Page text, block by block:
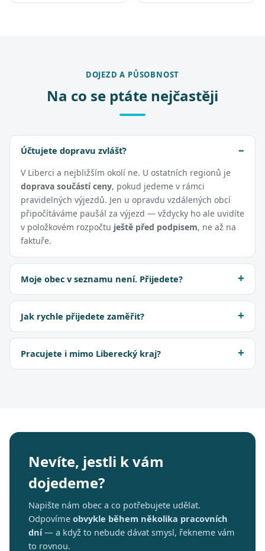
DOJEZD A PŮSOBNOST
Na co se ptáte nejčastěji
Účtujete dopravu zvlášť?
V Liberci a nejbližším okolí ne. U ostatních regionů je
doprava součástí ceny, pokud jedeme v rámci
pravidelných výjezdů. Jen u opravdu vzdálených obcí
připočítáváme paušál za výjezd — vždycky ho ale uvidíte
v položkovém rozpočtu ještě před podpisem, ne až na
faktuře.
Moje obec v seznamu není. Přijedete?
Jak rychle přijedete zaměřit?
Pracujete i mimo Liberecký kraj?
Nevíte, jestli k vám
dojedeme?
Napište nám obec a co potřebujete udělat.
Odpovíme obvykle během několika pracovních
dní— a když to nebude dávat smysl, řekneme vám
to rovnou.